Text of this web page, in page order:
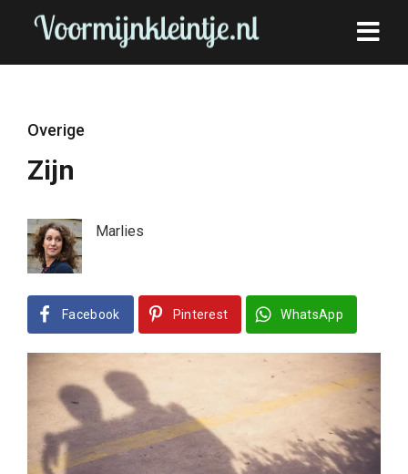
Overige
Zijn
Marlies
Facebook Pinterest WhatsApp